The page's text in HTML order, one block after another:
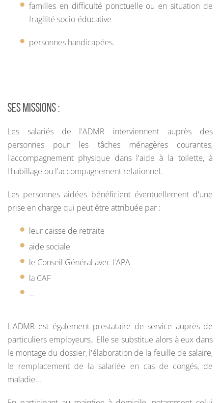
familles en difficulté ponctuelle ou en situation de
fragilité socio-éducative
personnes handicapées.
SES MISSIONS :
Les salariés de l'ADMR interviennent auprès des
personnes pour les tâches ménagères courantes,
l'accompagnement physique dans l'aide à la toilette, à
l'habillage ou l'accompagnement relationnel.
Les personnes aidées bénéficient éventuellement d'une
prise en charge qui peut être attribuée par :
leur caisse de retraite
aide sociale
le Conseil Général avec l'APA
la CAF
...
L'ADMR est également prestataire de service auprès de
particuliers employeurs,. Elle se substitue alors à eux dans
le montage du dossier, l'élaboration de la feuille de salaire,
le remplacement de la salariée en cas de congés, de
maladie...